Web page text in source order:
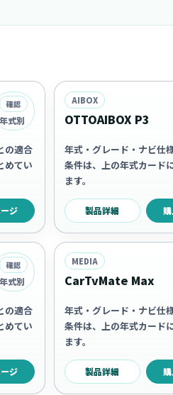
確認
年式別
の適合
めてい
ジ
AIBOX
OTTOAIBOX P3
年式・グレード・ナビ仕
条件は、上の年式カード
ます。
製品詳細
確認
年式別
の適合
めてい
ジ
MEDIA
CarTvMate Max
年式・グレード・ナビ仕
条件は、上の年式カード
ます。
製品詳細